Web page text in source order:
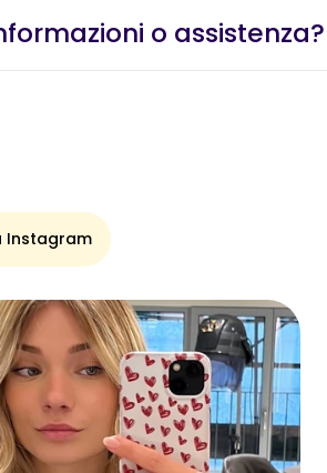
o assistenza?
Instagram